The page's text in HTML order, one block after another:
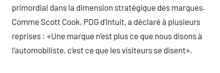
primordial dans la dimension stratégique des marques.
Comme Scott Cook, PDG d’Intuit, a déclaré à plusieurs
reprises : «Une marque n’est plus ce que nous disons à
l’automobiliste, c’est ce que les visiteurs se disent».